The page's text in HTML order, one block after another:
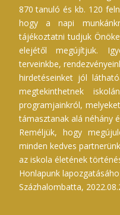
870 tanuló és kb. 120
hogy a napi
tájékoztatni tudjuk
elejétől megújítjuk.
terveinkbe,
hirdetéseinket jól
megtekinthetnek
programjainkról,
támasztanak alá néhány
Reméljük, hogy
minden kedves
az iskola életének
Honlapunk
Százhalombatta,